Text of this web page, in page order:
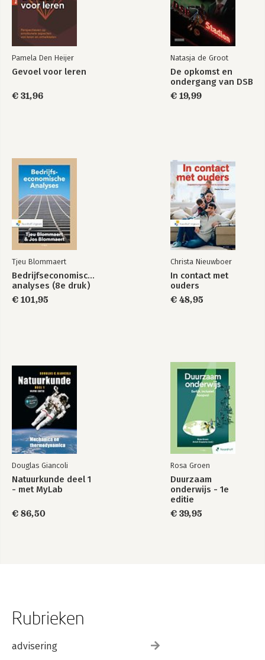
Groepsdynamica,
de basis
Rijker coachen
Handboek
groepsdynamica -
11de herziene druk
Persoonsdynamica
Bekijk alle boeken
Pamela Den Heijer
Gevoel voor leren
€ 31,96
Natasja de Groot
De opkomst en
ondergang van DSB
€ 19,99
Tjeu Blommaert
Bedrijfseconomische
analyses (8e druk)
€ 101,95
Christa Nieuwboer
In contact met
ouders
€ 48,95
Douglas Giancoli
Natuurkunde deel 1
- met MyLab
€ 86,50
Rosa Groen
Duurzaam
onderwijs - 1e
editie
€ 39,95
Rubrieken
advisering